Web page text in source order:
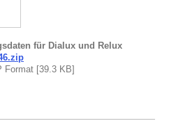
für Dialux und Relux
[39.3 KB]